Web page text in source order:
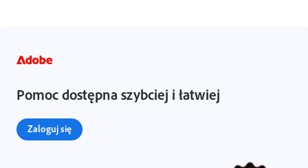
Pomoc dostępna szybciej i łatwiej
Zaloguj się